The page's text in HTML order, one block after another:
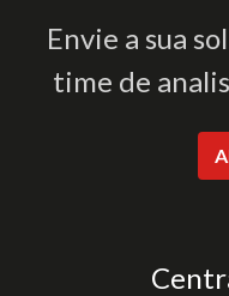
Envie a sua
time de